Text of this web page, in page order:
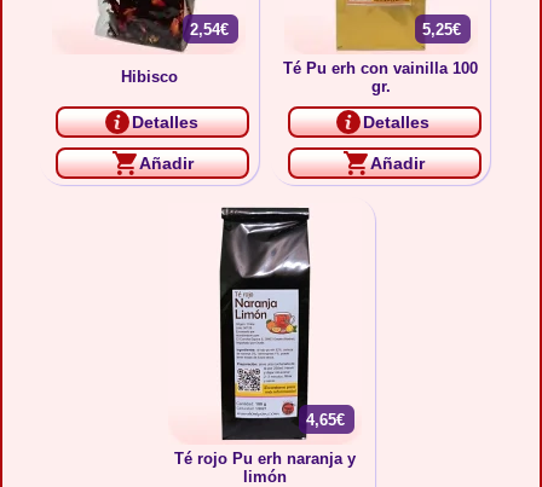
2,54€
Hibisco
Detalles
Añadir
5,25€
Té Pu erh con vainilla 100
gr.
Detalles
Añadir
4,65€
Té rojo Pu erh naranja y
limón